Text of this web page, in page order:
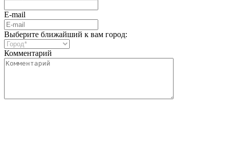
E-mail
Выберите ближайший к вам город:
Комментарий